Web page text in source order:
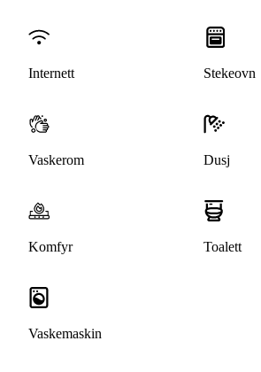
Internett Stekeovn
Vaskerom Dusj
Komfyr Toalett
Vaskemaskin